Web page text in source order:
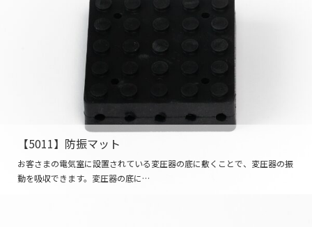
【5011】防振マット
お客さまの電気室に設置されている変圧器の底に敷くことで、変圧器の振
動を吸収できます。変圧器の底に…